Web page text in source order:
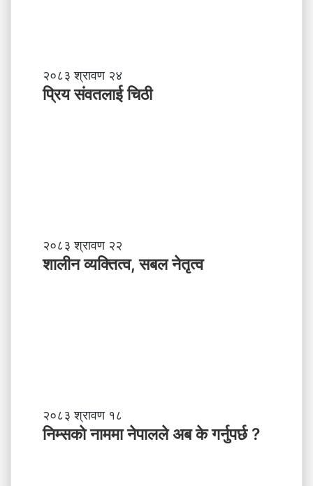
प्रि
य
२०८३ श्रावण २४
प्रिय संवतलाई चिठी
शा
ली
न
तृ
त्व
२०८३ श्रावण २२
शालीन व्यक्तित्व, सबल नेतृत्व
नि
म्स
२०८३ श्रावण १८
निम्सकाे नाममा नेपालले अब के गर्नुपर्छ ?